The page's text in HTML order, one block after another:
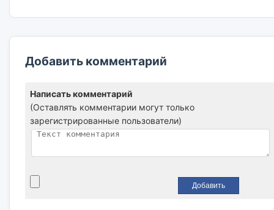
Добавить комментарий
Написать комментарий
(Оставлять комментарии могут только
зарегистрированные пользователи)